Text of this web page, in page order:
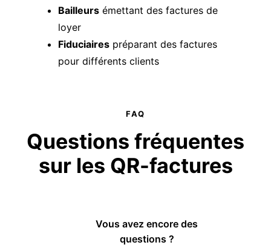
Bailleurs émettant des factures de
loyer
Fiduciaires préparant des factures
pour différents clients
FAQ
Questions fréquentes
sur les QR-factures
Vous avez encore des
questions ?